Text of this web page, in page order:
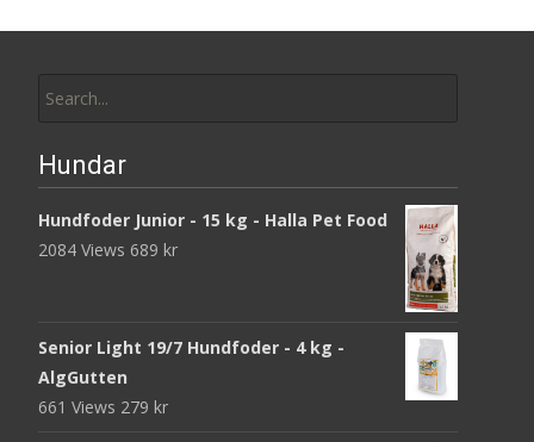
for:
Hundar
Hundfoder Junior - 15 kg - Halla Pet Food
2084 Views 689 kr
Senior Light 19/7 Hundfoder - 4 kg -
AlgGutten
661 Views 279 kr